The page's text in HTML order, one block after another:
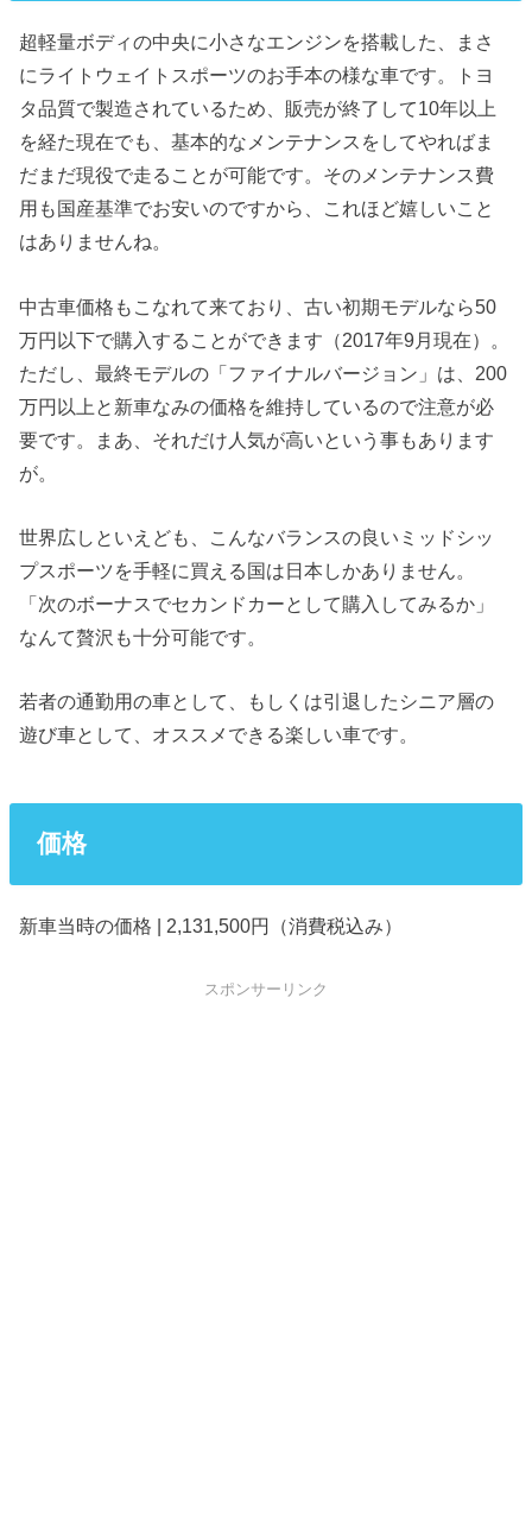
超軽量ボディの中央に小さなエンジンを搭載した、まさ
にライトウェイトスポーツのお手本の様な車です。トヨ
タ品質で製造されているため、販売が終了して10年以上
を経た現在でも、基本的なメンテナンスをしてやればま
だまだ現役で走ることが可能です。そのメンテナンス費
用も国産基準でお安いのですから、これほど嬉しいこと
はありませんね。
中古車価格もこなれて来ており、古い初期モデルなら50
万円以下で購入することができます（2017年9月現在）。
ただし、最終モデルの「ファイナルバージョン」は、200
万円以上と新車なみの価格を維持しているので注意が必
要です。まあ、それだけ人気が高いという事もあります
が。
世界広しといえども、こんなバランスの良いミッドシッ
プスポーツを手軽に買える国は日本しかありません。
「次のボーナスでセカンドカーとして購入してみるか」
なんて贅沢も十分可能です。
若者の通勤用の車として、もしくは引退したシニア層の
遊び車として、オススメできる楽しい車です。
価格
新車当時の価格 | 2,131,500円（消費税込み）
スポンサーリンク